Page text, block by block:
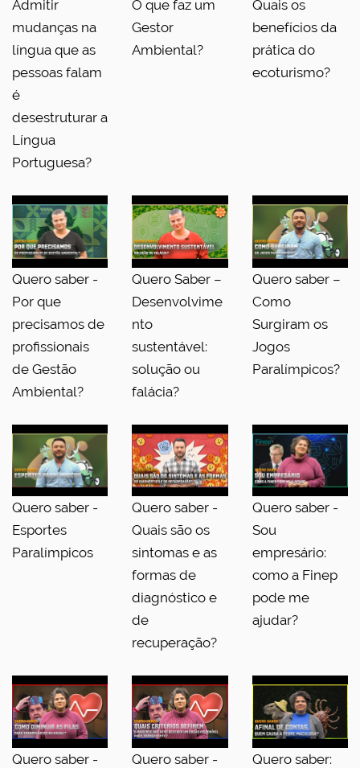
Admitir
mudanças na
língua que as
pessoas falam
é
desestruturar a
Língua
Portuguesa?
O que faz um
Gestor
Ambiental?
Quais os
benefícios da
prática do
ecoturismo?
Quero saber -
Por que
precisamos de
profissionais
de Gestão
Ambiental?
Quero Saber –
Desenvolvime
nto
sustentável:
solução ou
falácia?
Quero saber –
Como
Surgiram os
Jogos
Paralímpicos?
Quero saber -
Esportes
Paralímpicos
Quero saber -
Quais são os
sintomas e as
formas de
diagnóstico e
de
recuperação?
Quero saber -
Sou
empresário:
como a Finep
pode me
ajudar?
Quero saber -
Quero saber -
Quero saber: